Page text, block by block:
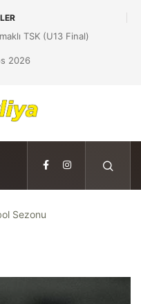
DSK (U13 Yarı Final)
2026
Sezonu